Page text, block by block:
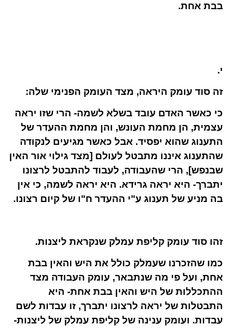
בבת אחת.
י.
זה סוד עומק היראה, מצד העומק הפנימי שלה:
כי כאשר האדם עובד בשלא לשמה- הרי שזו יראה
עצמית, הן מחמת העונש, והן מחמת ההעדר של
התענוג שהוא יפסיד. אבל כאשר מגיעים לנקודה
שהתענוג איננו מתבטל לעולם [מצד גילוי אור האין
שבנפש], הרי שהעבודה, לעבוד להתבטל לרצונו
יתברך- היא יראה גרידא. היא יראה לשמה, כי אין
בה מניע של תענוג ע"י ההעדר ח"ו של קיום רצונו.
זהו סוד עומק קליפת עמלק שנקראת ליצנות.
כמו שהזכרנו שעמלק כולל את היש והאין בבת
אחת, ועל פי מה שנתבאר, עומק העבודה מצד
ההתכללות של היש והאין בבת אחת- היא
התבטלות של יראה לרצונו יתברך, זו עבדות לשם
עבדות. ועומק ענינה של קליפת עמלק של ליצנות-